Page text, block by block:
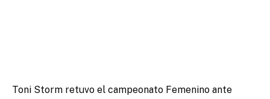
Toni Storm retuvo el campeonato Femenino ante